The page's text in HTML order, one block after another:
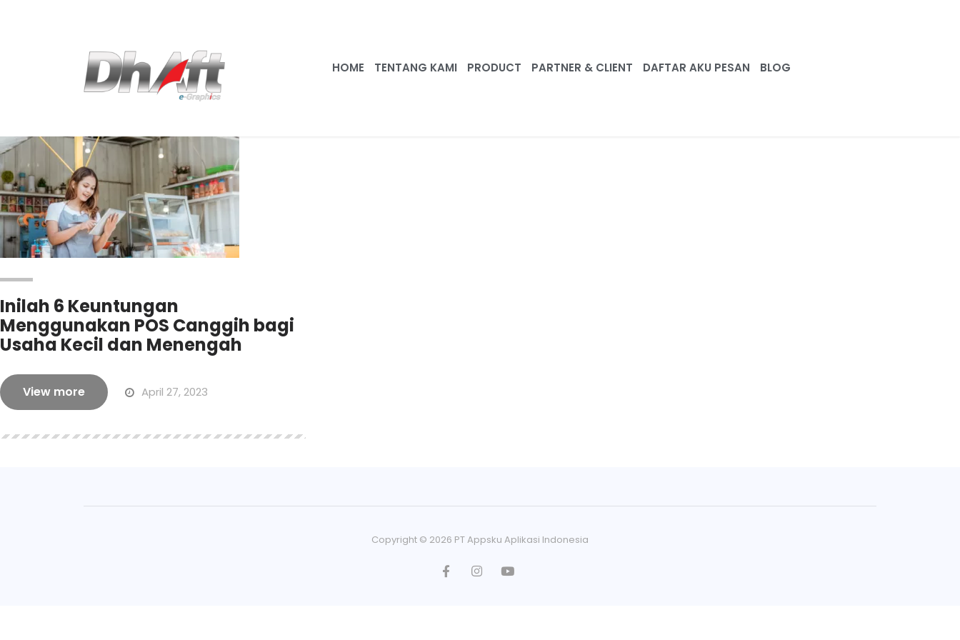
HOME TENTANG KAMI PRODUCT PARTNER & CLIENT DAFTAR AKU PESAN BLOG
Inilah 6 Keuntungan
Menggunakan POS Canggih bagi
Usaha Kecil dan Menengah
View more April 27, 2023
Copyright © 2026 PT Appsku Aplikasi Indonesia